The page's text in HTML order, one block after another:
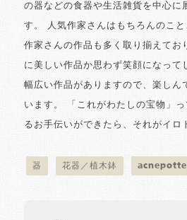
の器などの食器や生活雑貨を中心に
す。 人気作家さんはもちろんのこ
作家さんの作品も多く取り揃えてお
に美しい作品か思わず笑顔になって
幅広い作品がありますので、楽しん
います。 「これがわたしの宝物」
るお手伝いができたら、それがイロ
器 花器／植木鉢